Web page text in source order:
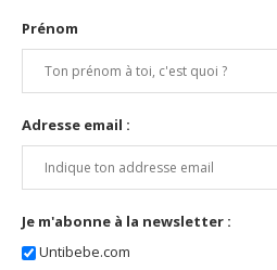
Prénom
Adresse email :
Je m'abonne à la newsletter :
Untibebe.com